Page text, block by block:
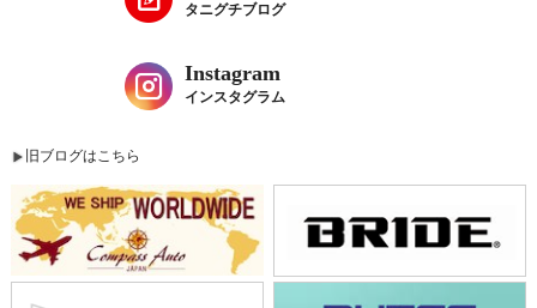
タニグチブログ
Instagram
インスタグラム
旧ブログはこちら